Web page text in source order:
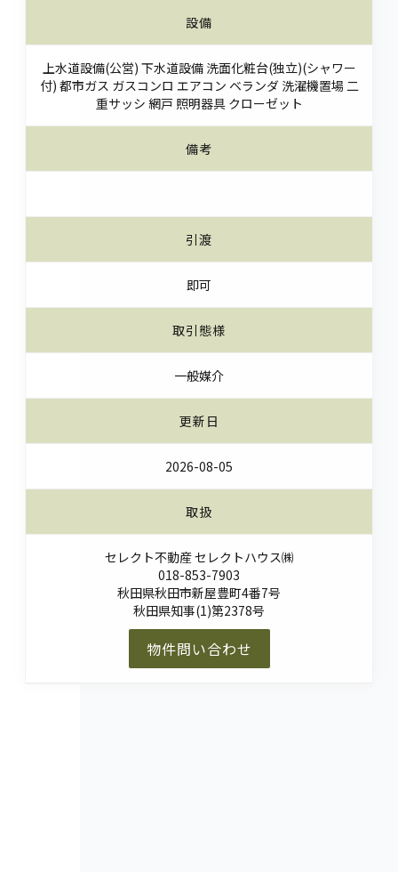
設備
上水道設備(公営) 下水道設備 洗面化粧台(独立)(シャワー
付) 都市ガス ガスコンロ エアコン ベランダ 洗濯機置場 二
重サッシ 網戸 照明器具 クローゼット
備考
引渡
即可
取引態様
一般媒介
更新日
2026-08-05
取扱
セレクト不動産 セレクトハウス㈱
018-853-7903
秋田県秋田市新屋豊町4番7号
秋田県知事(1)第2378号
物件問い合わせ